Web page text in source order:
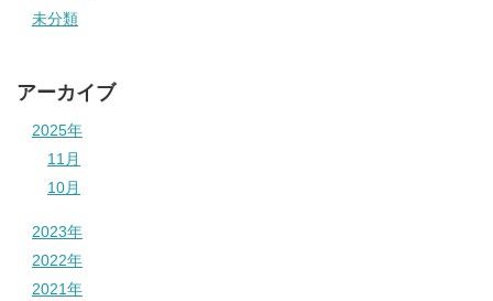
未分類
アーカイブ
2025年
11月
10月
2023年
2022年
2021年